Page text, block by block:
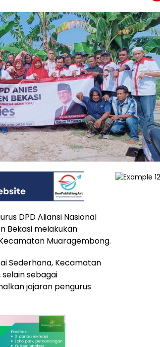
DPD Aliansi Nasional
Bekasi melakukan
Muaragembong.
Sederhana, Kecamatan
sebagai
jajaran pengurus